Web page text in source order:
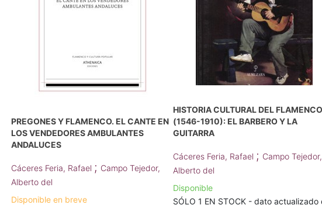
PREGONES Y FLAMENCO. EL CANTE EN
LOS VENDEDORES AMBULANTES
ANDALUCES
Cáceres Feria, Rafael ; Campo Tejedor,
Alberto del
Disponible en breve
HISTORIA CULTURAL DEL FLAMENCO
(1546-1910): EL BARBERO Y LA
GUITARRA
Cáceres Feria, Rafael ; Campo Tejedor,
Alberto del
Disponible
SÓLO 1 EN STOCK - dato actualizado